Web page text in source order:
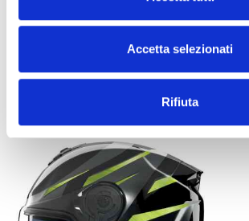
Accetta selezionati
Rifiuta
conformazioni anatomiche.
B902 serie X o B601 serie X.
ALTRI PRODOTTI NOLAN